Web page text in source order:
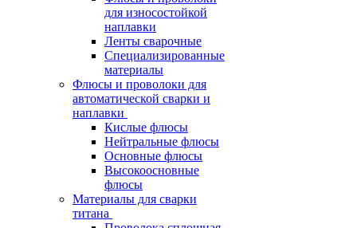
для износостойкой
наплавки
Ленты сварочные
Специализированные
материалы
Флюсы и проволоки для
автоматической сварки и
наплавки
Кислые флюсы
Нейтральные флюсы
Основные флюсы
Высокоосновные
флюсы
Материалы для сварки
титана